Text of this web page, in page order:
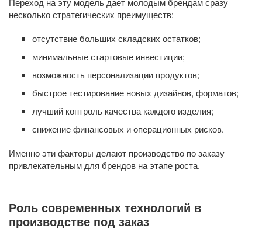
несколько стратегических преимуществ:
отсутствие больших складских остатков;
минимальные стартовые инвестиции;
возможность персонализации продуктов;
быстрое тестирование новых дизайнов, форматов;
лучший контроль качества каждого изделия;
снижение финансовых и операционных рисков.
Именно эти факторы делают производство по заказу
привлекательным для брендов на этапе роста.
Роль современных технологий в
производстве под заказ